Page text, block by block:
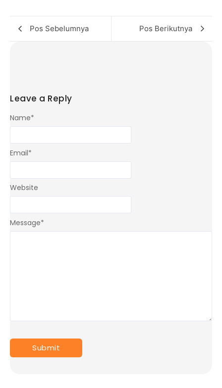
Pos Sebelumnya Pos Berikutnya
Leave a Reply
Message*
Name*
Email*
Website